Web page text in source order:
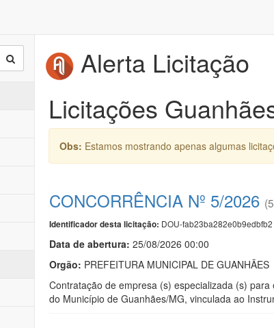
Alerta Licitação
Licitações
Obs: Estamos mostrando apenas algumas
CONCORRÊNCIA Nº 5/2026
Identificador desta licitação: DOU-fab23ba282e0b9edbfb2
Data de abertura: 25/08/2026 00:00
Orgão: PREFEITURA MUNICIPAL DE GUANHÃES
Contratação de empresa (s) especializada (s)
do Município de Guanhães/MG, vinculada ao